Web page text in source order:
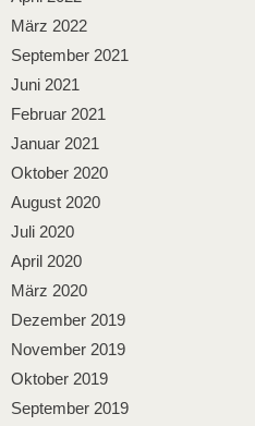
März 2022
September 2021
Juni 2021
Februar 2021
Januar 2021
Oktober 2020
August 2020
Juli 2020
April 2020
März 2020
Dezember 2019
November 2019
Oktober 2019
September 2019